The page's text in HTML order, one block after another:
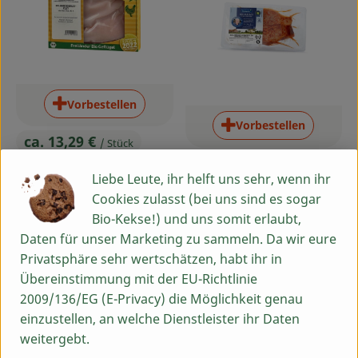
, Preis:
ca. 13,29 € / Stück
ca. 0,35kg
, Herkunft:
Diverse, Referenzpreis:
39,90 € / kg
Erst ab 17.08.2026 lieferbar!
Bitte bis 12.08.2026
vorbestellen!
Vorbestellen
, Preis:
Hähnchenkeulen, gewürzt
2 St
, Herkunft:
Deutschland, Referenzpreis:
23,90 €/ kg
Erst ab 17.08.2026 lieferbar!
Bitte bis 12.08.2026
vorbestellen!
Vorbestellen
, Verband:
, Kontrollstelle:
DE-ÖKO-022
Produkt zu Favouriten hinzufügen Produkt zu Favouriten
Liebe Leute, ihr helft uns sehr, wenn ihr
Cookies zulasst (bei uns sind es sogar
Bio-Kekse!) und uns somit erlaubt,
Daten für unser Marketing zu sammeln. Da wir eure
Privatsphäre sehr wertschätzen, habt ihr in
Übereinstimmung mit der EU-Richtlinie
2009/136/EG (E-Privacy) die Möglichkeit genau
einzustellen, an welche Dienstleister ihr Daten
weitergebt.